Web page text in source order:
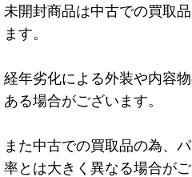
未開封商品は中古での買取
ます。
経年劣化による外装や内容
ある場合がございます。
また中古での買取品の為、
率とは大きく異なる場合がご